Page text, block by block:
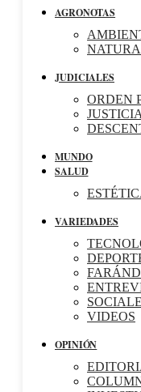
AGRONOTAS
JUDICIALES
ORDEN
JUSTICIA
MUNDO
SALUD
VARIEDADES
VIDEOS
OPINIÓN